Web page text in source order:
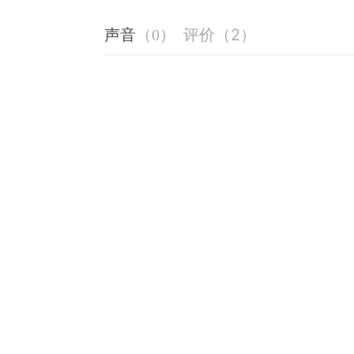
声音 （0） 评价 （2）